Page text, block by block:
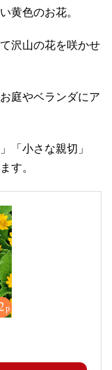
黄色のお花。
沢山の花を咲かせ
庭やベランダにア
「小さな親切」
す。